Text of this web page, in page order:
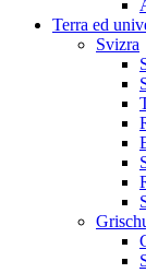
Terra ed
Svizra